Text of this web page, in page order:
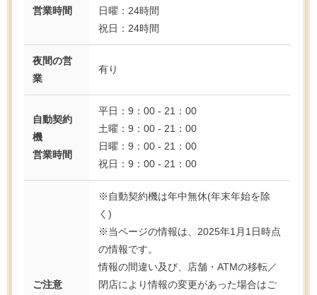
営業時間
日曜：24時間
祝日：24時間
夜間の営
業
有り
自動契約
機
営業時間
平日：9：00 - 21：00
土曜：9：00 - 21：00
日曜：9：00 - 21：00
祝日：9：00 - 21：00
ご注意
※自動契約機は年中無休(年末年始を除
く)
※当ページの情報は、2025年1月1日時点
の情報です。
情報の間違い及び、店舗・ATMの移転／
閉店により情報の変更があった場合はご